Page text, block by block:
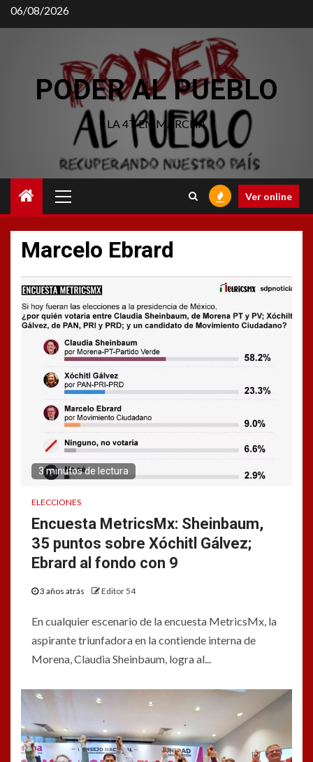
Saltar
al
06/08/2026
PODER AL PUEBLO
LA 4T EN MARCHA
principal
Ver online
Marcelo Ebrard
3 minutos de lectura
ELECCIONES
Encuesta MetricsMx: Sheinbaum,
35 puntos sobre Xóchitl Gálvez;
Ebrard al fondo con 9
3 años atrás Editor 54
En cualquier escenario de la encuesta MetricsMx, la
aspirante triunfadora en la contiende interna de
Morena, Claudia Sheinbaum, logra al...